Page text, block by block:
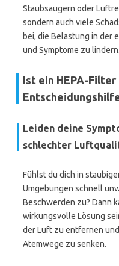
Staubsaugern oder
sondern auch viele
bei, die Belastung in der
und Symptome zu lindern.
Ist ein HEPA-
Leiden deine
schlechter
Fühlst du dich in
Umgebungen schnell
Beschwerden zu? Dann
wirkungsvolle Lösung
der Luft zu entfernen
Atemwege zu senken.